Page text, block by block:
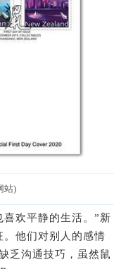
站)
欢平静的生活。”新
他们对别人的感情
乏沟通技巧，虽然鼠